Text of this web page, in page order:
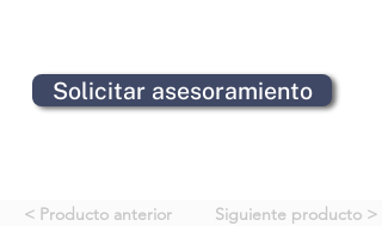
Solicitar asesoramiento
< Producto anterior Siguiente producto >